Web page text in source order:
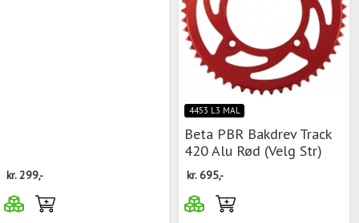
kr.299,-
4453 L3 MAL
Beta PBR Bakdrev Track
420 Alu Rød (Velg Str)
kr.695,-